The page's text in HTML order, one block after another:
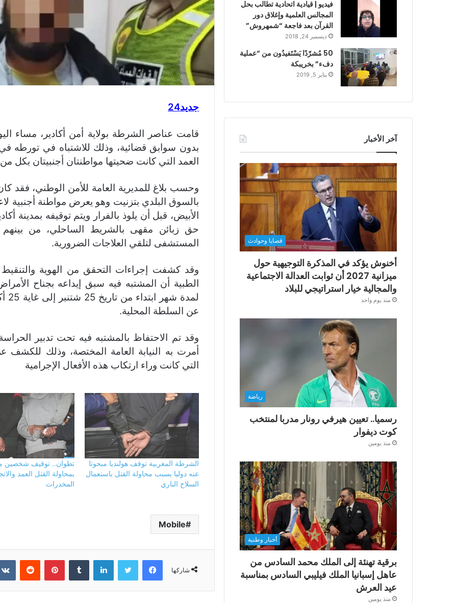
جديد24
بدون سوابق قضائية، وذلك للاشتباه في تورطه
العمد التي كانت ضحيتها مواطنتان أجنبيتان بكل من
وحسب بلاغ للمديرية العامة للأمن الوطني، فقد
بالسوق البلدي بتزنيت وهو يعرض مواطنة
الأبيض، قبل أن يلوذ بالفرار ويتم توقيفه بمدينة
حق زبائن مقهى بالشريط الساحلي، من
المستشفى لتلقي العلاجات الضرورية.
وقد كشفت إجراءات التحقق من الهوية والتنقيط
الطبية أن المشتبه فيه سبق إيداعه بجناح
عن السلطة المحلية.
وقد تم الاحتفاظ بالمشتبه فيه تحت تدبير
أمرت به النيابة العامة المختصة، وذلك للكشف
التي كانت وراء ارتكاب هذه الأفعال الإجرامية
الشرطة المغربية توقف هولنديا مبحوثا
عنه دوليا بسبب محاولة القتل باستعمال
السلاح الناري
تطوان.. توقيف شخصين
بمحاولة القتل العمد
المخدرات
Mobile
شاركها
فيسبوك تويتر لينكدإن بينتيريست
فيديو | قيادية اتحادية تطالب بحل
المجالس العلمية وإغلاق دور
القرآن بعد فاجعة “شمهروش”
ديسمبر 24, 2018
50 مُشرّدًا يَسْتَفيدُون من “عملية
دفء” بخريبكة
يناير 5, 2019
آخر الأخبار
قضايا وحوادث
أخنوش يؤكد في المذكرة التوجيهية حول
ميزانية 2027 أن ثوابت العدالة الاجتماعية
والمجالية خيار استراتيجي للبلاد
منذ يوم واحد
رياضة
رسميا.. تعيين هيرفي رونار مدربا لمنتخب
كوت ديفوار
منذ يومين
أخبار وطنية
برقية تهنئة إلى الملك محمد السادس من
عاهل إسبانيا الملك فيليبي السادس بمناسبة
عيد العرش
منذ يومين